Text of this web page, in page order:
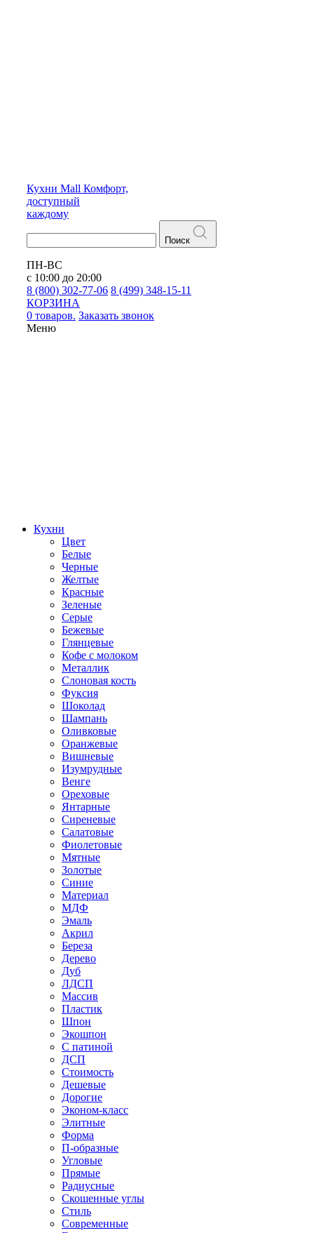
Кухни Mall Комфорт,
доступный
каждому
Поиск
ПН-ВС
с 10:00 до 20:00
8 (800) 302-77-06 8 (499) 348-15-11
КОРЗИНА
0 товаров. Заказать звонок
Меню
Кухни
Цвет
Белые
Черные
Желтые
Красные
Зеленые
Серые
Бежевые
Глянцевые
Кофе с молоком
Металлик
Слоновая кость
Фуксия
Шоколад
Шампань
Оливковые
Оранжевые
Вишневые
Изумрудные
Венге
Ореховые
Янтарные
Сиреневые
Салатовые
Фиолетовые
Мятные
Золотые
Синие
Материал
МДФ
Эмаль
Акрил
Береза
Дерево
Дуб
ЛДСП
Массив
Пластик
Шпон
Экошпон
С патиной
ДСП
Стоимость
Дешевые
Дорогие
Эконом-класс
Элитные
Форма
П-образные
Угловые
Прямые
Радиусные
Скошенные углы
Стиль
Современные